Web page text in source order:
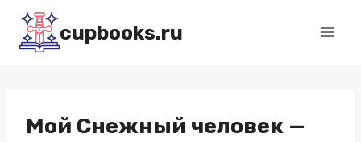
Перейти
содержимому
cupbooks.ru
Мой Снежный человек —